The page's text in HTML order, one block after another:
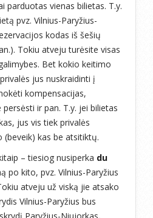
parduotas vienas bilietas. T.y.
pvz. Vilnius-Paryžius-
kodas iš šešių
Tokiu atveju turėsite visas
Bet kokio keitimo
jus nuskraidinti į
kompensacijas,
ir pan. T.y. jei bilietas
jus vis tiek privalės
kas be atsitiktų.
– tiesiog nusiperka du
po kito, pvz. Vilnius-Paryžius
atveju už viską jie atsako
Vilnius-Paryžius bus